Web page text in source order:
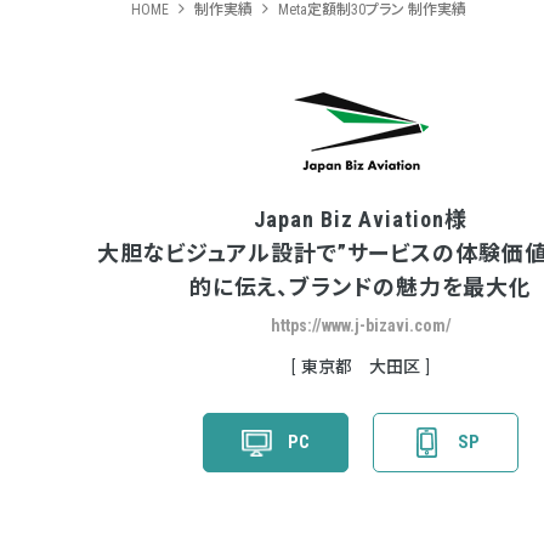
HOME 制作実績 Meta定額制30プラン 制作実績
Japan Biz Aviation様
大胆なビジュアル設計で”サービスの体験価
的に伝え、ブランドの魅力を最大化
https://www.j-bizavi.com/
東京都 大田区
PC SP